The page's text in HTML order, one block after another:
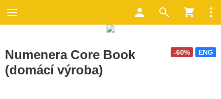
ENG
-60%
Numenera Core Book
(domácí výroba)